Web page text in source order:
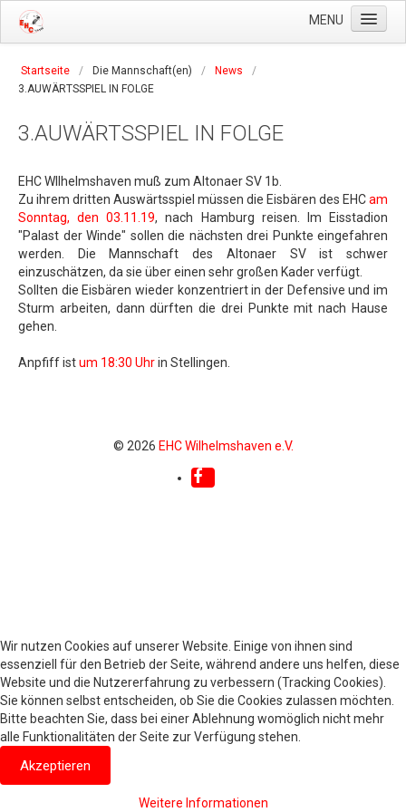
MENU
Der Verein
Geschichte
Beitragsordnung
Anträge
Vorstand
Die Mannschaft(en)
Der Kader
Startseite / Die Mannschaft(en) / News
/
3.AUWÄRTSSPIEL IN FOLGE
3.AUWÄRTSSPIEL IN FOLGE
EHC WIlhelmshaven muß zum Altonaer SV 1b.
Zu ihrem dritten Auswärtsspiel müssen die Eisbären des EHCam
Sonntag, den 03.11.19, nach Hamburg reisen. Im Eisstadion
"Palast der Winde" sollen die nächsten drei Punkte eingefahren
werden. Die Mannschaft des Altonaer SV ist schwer
einzuschätzen, da sie über einen sehr großen Kader verfügt.
Sollten die Eisbären wieder konzentriert in der Defensive und im
Sturm arbeiten, dann dürften die drei Punkte mit nach Hause
gehen.
Anpfiff istum 18:30 Uhrin Stellingen.
© 2026 EHC Wilhelmshaven e.V.
Wir nutzen Cookies auf unserer Website. Einige von ihnen sind
essenziell für den Betrieb der Seite, während andere uns helfen, diese
Website und die Nutzererfahrung zu verbessern (Tracking Cookies).
Sie können selbst entscheiden, ob Sie die Cookies zulassen möchten.
Bitte beachten Sie, dass bei einer Ablehnung womöglich nicht mehr
alle Funktionalitäten der Seite zur Verfügung stehen.
Akzeptieren
Weitere Informationen